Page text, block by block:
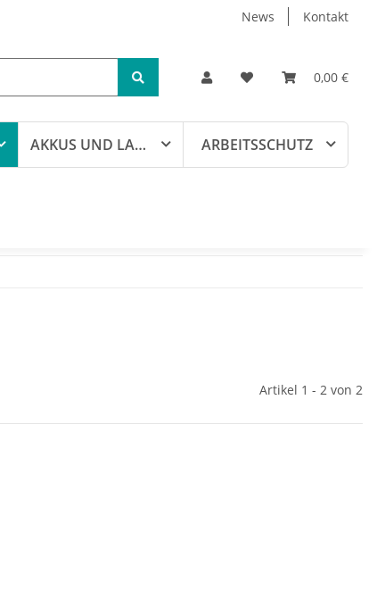
News Kontakt
0,00 €
AKKUS UND LADEGERÄTE ARBEITSSCHUTZ
Artikel 1 - 2 von 2